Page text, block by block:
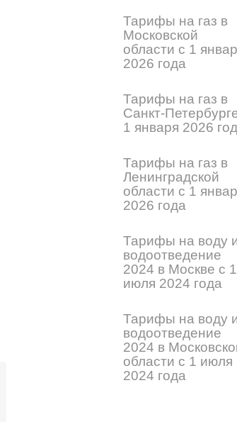
Тарифы на газ в
Московской
области с 1
2026 года
Тарифы на газ в
Санкт-
1 января 2026
Тарифы на газ в
Ленинградской
области с 1
2026 года
Тарифы на воду
водоотведение
2024 в Москве с 1
июля 2024 года
Тарифы на воду
водоотведение
2024 в
области с 1 июля
2024 года